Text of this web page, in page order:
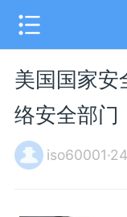
美国国家安
络安全部门